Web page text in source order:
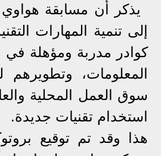
يذكر أن مسابقة هواوي
إلى تنمية المهارات
كوادر مدربة ومؤهلة في
المعلومات، وتطويرهم
سوق العمل المحلية
استخدام تقنيات جديدة.
هذا وقد تم توقيع